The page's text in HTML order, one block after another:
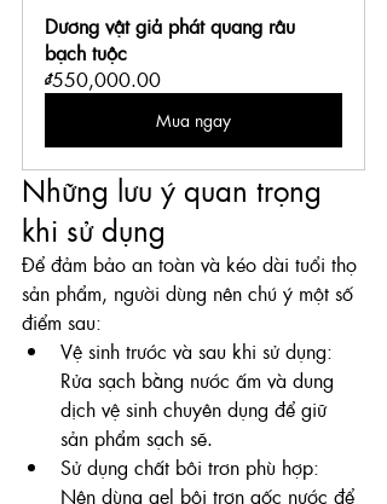
Dương vật giả phát quang râu
bạch tuộc
₫550,000.00
Mua ngay
Những lưu ý quan trọng
khi sử dụng
Để đảm bảo an toàn và kéo dài tuổi thọ
sản phẩm, người dùng nên chú ý một số
điểm sau:
Vệ sinh trước và sau khi sử dụng:
Rửa sạch bằng nước ấm và dung
dịch vệ sinh chuyên dụng để giữ
sản phẩm sạch sẽ.
Sử dụng chất bôi trơn phù hợp:
Nên dùng gel bôi trơn gốc nước để